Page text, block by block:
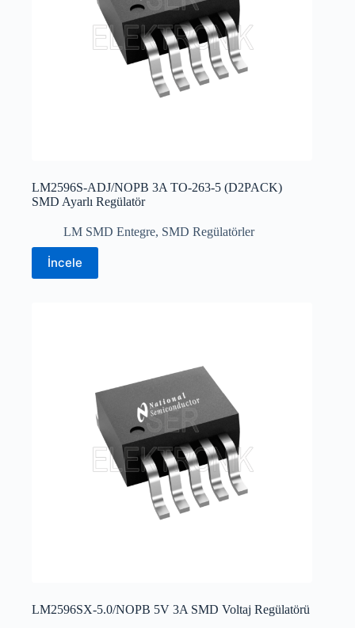
LM2596S-ADJ/NOPB 3A TO-263-5 (D2PACK)
SMD Ayarlı Regülatör
LM SMD Entegre, SMD Regülatörler
İncele
LM2596SX-5.0/NOPB 5V 3A SMD Voltaj Regülatörü